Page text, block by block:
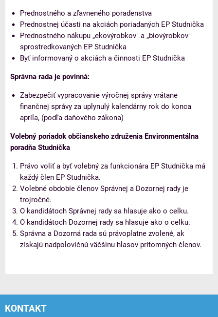
Prednostného a zľavneného poradenstva
Prednostnej účasti na akciách poriadaných EP Studnička
Prednostného nákupu „ekovýrobkov" a „biovýrobkov"
sprostredkovaných EP Studnička
Byť informovaný o akciách a činnosti EP Studnička
Správna rada je povinná:
Zabezpečiť vypracovanie výročnej správy vrátane
finančnej správy za uplynulý kalendárny rok do konca
apríla, (podľa daňového zákona)
Volebný poriadok občianskeho združenia Environmentálna
poradňa Studnička
Právo voliť a byť volebný za funkcionára EP Studnička má
každý člen EP Studnička.
Volebné obdobie členov Správnej a Dozornej rady je
trojročné.
O kandidátoch Správnej rady sa hlasuje ako o celku.
O kandidátoch Dozornej rady sa hlasuje ako o celku.
Správna a Dozorná rada sú právoplatne zvolené, ak
získajú nadpolovičnú väčšinu hlasov prítomných členov.
KONTAKT